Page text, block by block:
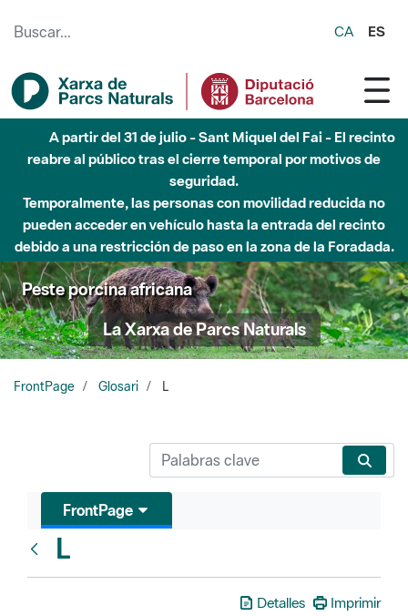
CA ES
A partir del 31 de julio - Sant Miquel del Fai - El recinto
reabre al público tras el cierre temporal por motivos de
seguridad.
Temporalmente, las personas con movilidad reducida no
pueden acceder en vehículo hasta la entrada del recinto
debido a una restricción de paso en la zona de la Foradada.
Peste porcina africana
La Xarxa de Parcs Naturals
FrontPage Glosari L
FrontPage
L
Detalles Imprimir